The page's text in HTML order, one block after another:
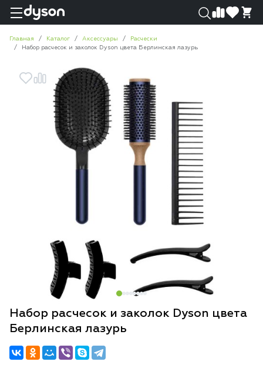
Главная Каталог Аксессуары
Расчески
Набор расчесок и заколок Dyson цвета Берлинская лазурь
Набор расчесок и заколок Dyson цвета
Берлинская лазурь